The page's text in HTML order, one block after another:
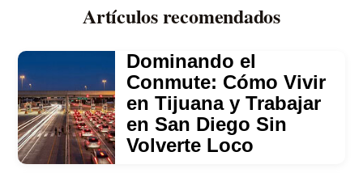
Artículos recomendados
Dominando el
Conmute: Cómo Vivir
en Tijuana y Trabajar
en San Diego Sin
Volverte Loco